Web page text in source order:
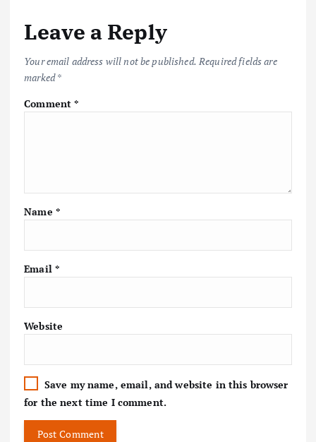
Leave a Reply
Your email address will not be published. Required fields are
marked*
Comment*
Name *
Email *
Website
Save my name, email, and website in this browser
for the next time I comment.